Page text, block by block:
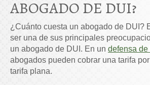
ABOGADO DE DUI?
¿Cuánto cuesta un abogado de DUI?
ser una de sus principales
un abogado de DUI. En un defensa de
abogados pueden cobrar una tarifa
tarifa plana.